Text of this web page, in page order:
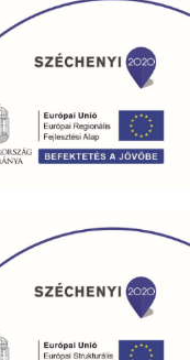
- Projekt záró